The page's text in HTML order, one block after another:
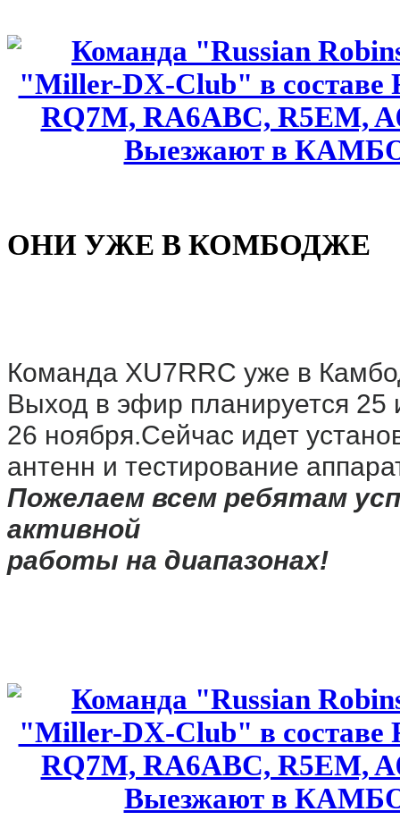
ОНИ УЖЕ В КОМБОДЖЕ
Команда XU7RRC уже в
Выход в эфир планируется 25
26 ноября.Сейчас идет
антенн и тестирование
Пожелаем всем ребятам
активной
работы на диапазонах!